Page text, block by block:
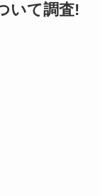
いて調査!